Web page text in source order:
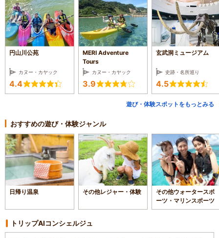
円山川公苑
カヌー・カヤック
4.4
MERI Adventure
Tours
カヌー・カヤック
3.9
玄武洞ミュージアム
史跡・名所巡り
4.5
遊び・体験スポットをもっとみる
おすすめの遊び・体験ジャンル
日帰り温泉 その他レジャー・体験
その他ウォータースポ
ーツ・マリンスポーツ
トリップAIコンシェルジュ